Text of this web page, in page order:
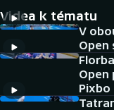
Cyklistika
DALŠÍ SPORTY
Americký fotbal
NEPŘEHLÉDNĚTE
Videa k tématu
V
Open
Open
Pixbo